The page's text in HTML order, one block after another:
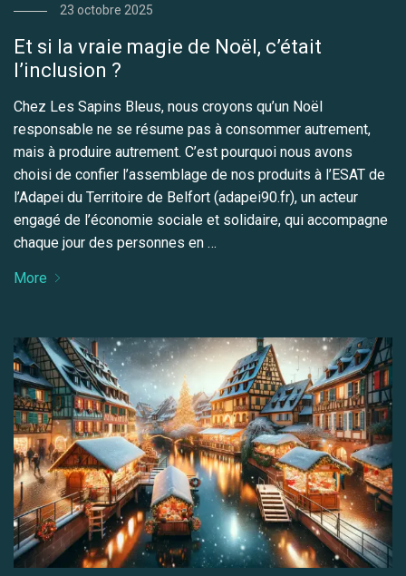
23 octobre 2025
Et si la vraie magie de Noël, c’était
l’inclusion ?
Chez Les Sapins Bleus, nous croyons qu’un Noël
responsable ne se résume pas à consommer autrement,
mais à produire autrement. C’est pourquoi nous avons
choisi de confier l’assemblage de nos produits à l’ESAT de
l’Adapei du Territoire de Belfort (adapei90.fr), un acteur
engagé de l’économie sociale et solidaire, qui accompagne
chaque jour des personnes en …
More